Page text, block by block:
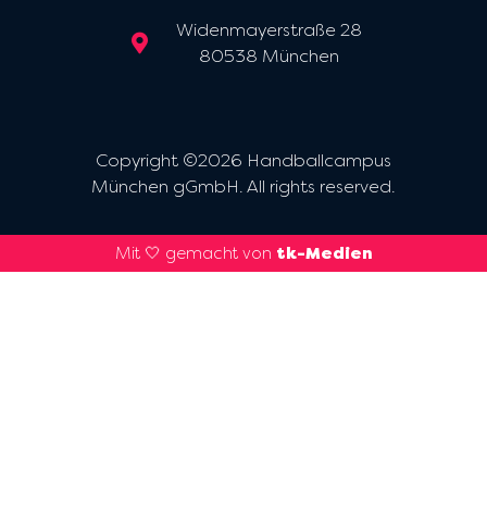
Widenmayerstraße 28
80538 München
Copyright ©2026 Handballcampus
München gGmbH. All rights reserved.
Mit 🤍 gemacht von tk-Medien